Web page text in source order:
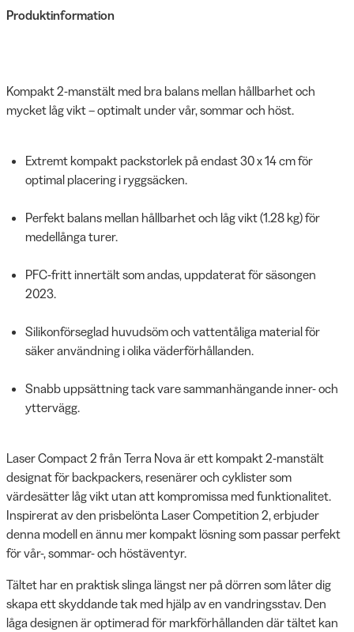
Produktinformation
Kompakt 2-manstält med bra balans mellan hållbarhet och
mycket låg vikt – optimalt under vår, sommar och höst.
Extremt kompakt packstorlek på endast 30 x 14 cm för
optimal placering i ryggsäcken.
Perfekt balans mellan hållbarhet och låg vikt (1.28 kg) för
medellånga turer.
PFC-fritt innertält som andas, uppdaterat för säsongen
2023.
Silikonförseglad huvudsöm och vattentåliga material för
säker användning i olika väderförhållanden.
Snabb uppsättning tack vare sammanhängande inner- och
yttervägg.
Laser Compact 2 från Terra Nova är ett kompakt 2-manstält
designat för backpackers, resenärer och cyklister som
värdesätter låg vikt utan att kompromissa med funktionalitet.
Inspirerat av den prisbelönta Laser Competition 2, erbjuder
denna modell en ännu mer kompakt lösning som passar perfekt
för vår-, sommar- och höstäventyr.
Tältet har en praktisk slinga längst ner på dörren som låter dig
skapa ett skyddande tak med hjälp av en vandringsstav. Den
låga designen är optimerad för markförhållanden där tältet kan